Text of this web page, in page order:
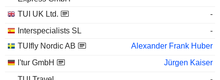
TUI UK Ltd.
-
Interspecialists SL
-
TUIfly Nordic AB
Alexander Frank Huber
l'tur GmbH
Jürgen Kaiser